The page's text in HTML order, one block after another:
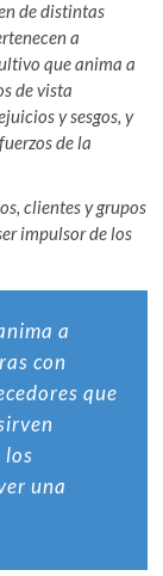
de distintas
a
que anima a
de vista
y sesgos, y
de la
clientes y grupos
impulsor de los
a
con
que
los
una